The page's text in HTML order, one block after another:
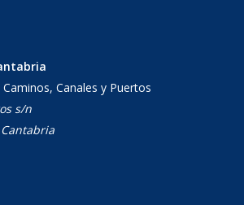
Canales y Puertos
s/n